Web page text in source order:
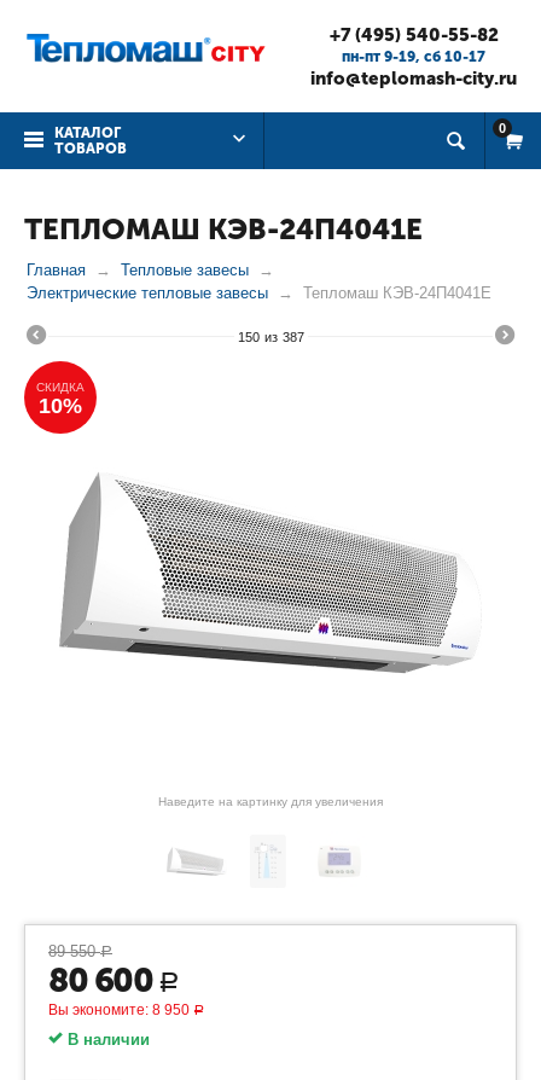
+7 (495) 540-55-82
пн-пт 9-19, cб 10-17
info@teplomash-city.ru
КАТАЛОГ
ТОВАРОВ
0
ТЕПЛОМАШ КЭВ-24П4041Е
Главная
Тепловые завесы
Электрические тепловые завесы
Тепломаш КЭВ-24П4041Е
150 из 387
СКИДКА
10%
Наведите на картинку для увеличения
89 550 Р
80 600 Р
Вы экономите: 8 950 Р
В наличии